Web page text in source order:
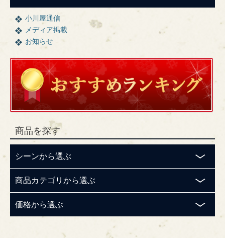
小川屋通信
メディア掲載
お知らせ
商品を探す
シーンから選ぶ
商品カテゴリから選ぶ
価格から選ぶ